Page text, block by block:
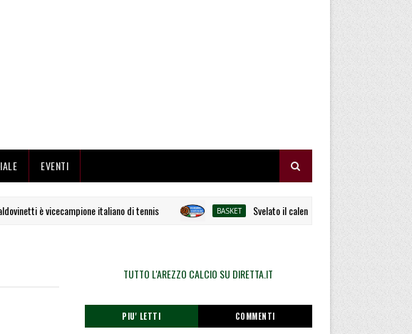
EVENTI
è vicecampione italiano di tennis BASKET Svelato il calendario la Polisportiva Galli
TUTTO L'AREZZO CALCIO SU DIRETTA.IT
PIU' LETTI COMMENTI